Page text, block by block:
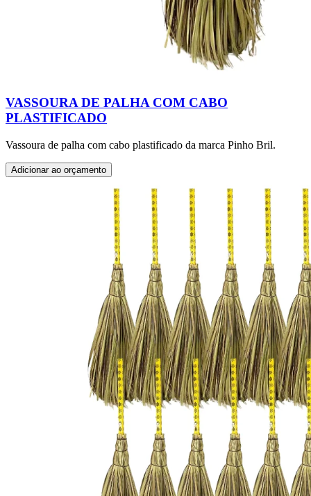
VASSOURA DE PALHA COM CABO
PLASTIFICADO
Vassoura de palha com cabo plastificado da marca Pinho Bril.
Adicionar ao orçamento